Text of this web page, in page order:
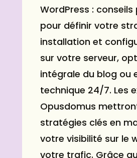
WordPress :
pour définir votre
installation et
sur votre serveur,
intégrale du blog ou
technique 24/7. Les
Opusdomus
stratégies clés en
votre visibilité sur le
votre trafic. Grâce